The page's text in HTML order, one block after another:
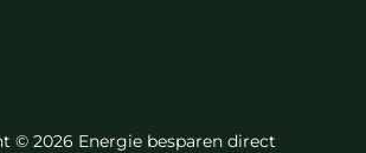
© 2026 Energie besparen direct